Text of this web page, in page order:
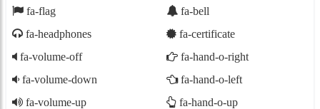
fa-flag
fa-headphones
fa-volume-off
fa-volume-down
fa-volume-up
fa-bell
fa-certificate
fa-hand-o-right
fa-hand-o-left
fa-hand-o-up